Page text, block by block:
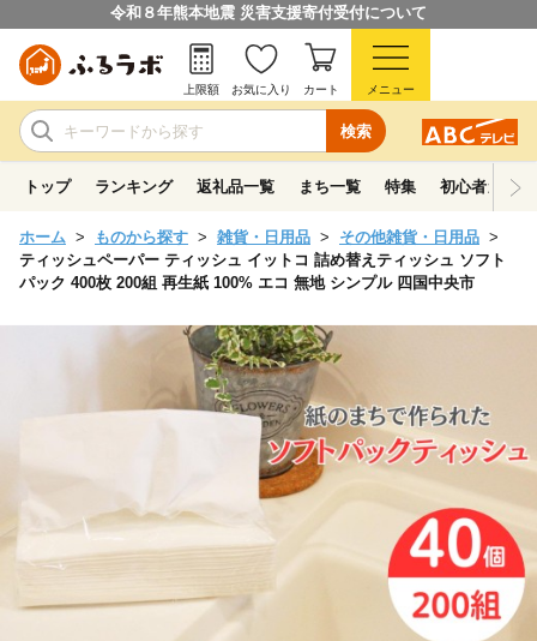
令和８年熊本地震 災害支援寄付受付について
検索
上限額 お気に入り カート メニュー
トップ ランキング 返礼品一覧 まち一覧 特集 初心者ガイド
ホーム ものから探す 雑貨・日用品
その他雑貨・日用品
ティッシュペーパー ティッシュ イットコ 詰め替えティッシュ ソフト
パック 400枚 200組 再生紙 100% エコ 無地 シンプル 四国中央市